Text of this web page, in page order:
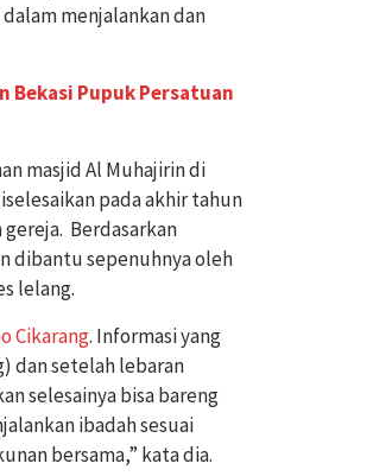
menjalankan dan
Bekasi Pupuk Persatuan
masjid Al Muhajirin di
pada akhir tahun
Berdasarkan
dibantu sepenuhnya oleh
lelang.
Cikarang. Informasi yang
dan setelah lebaran
selesainya bisa bareng
ibadah sesuai
bersama,” kata dia.